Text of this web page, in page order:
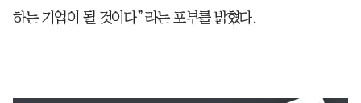
하는 기업이 될 것이다”라는 포부를 밝혔다.